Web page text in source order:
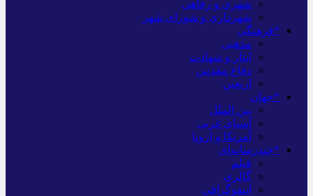
شهری و رفاهی
شهرداری و شورای شهر
*فرهنگی
مذهبی
ایثار و شهادت
دفاع مقدس
اربعین
*جهان
بین الملل
آسیای غربی
آمریکا و اروپا
*چندرسانه‌ای
فیلم
گالری
اینفوگرافی